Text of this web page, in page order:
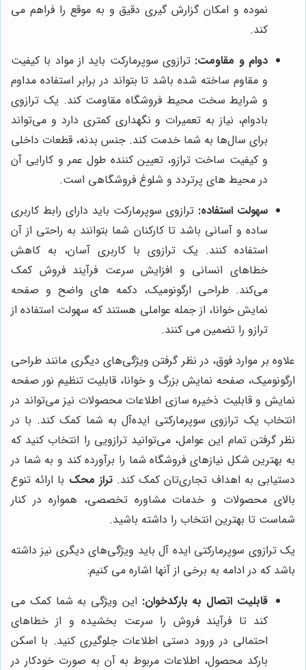
نموده و امکان گزارش گیری دقیق و به موقع را فراهم می
کند.
دوام و مقاومت: ترازوی سوپرمارکت باید از مواد با کیفیت
و مقاوم ساخته شده باشد تا بتواند در برابر استفاده مداوم
و شرایط سخت محیط فروشگاه مقاومت کند. یک ترازوی
بادوام، نیاز به تعمیرات و نگهداری کمتری دارد و می‌تواند
برای سال‌ها به شما خدمت کند. جنس بدنه، قطعات داخلی
و کیفیت ساخت ترازو، تعیین کننده طول عمر و کارایی آن
در محیط های پرتردد و شلوغ فروشگاهی است.
سهولت استفاده: ترازوی سوپرمارکت باید دارای رابط کاربری
ساده و آسانی باشد تا کارکنان شما بتوانند به راحتی از آن
استفاده کنند. یک ترازوی با کاربری آسان، به کاهش
خطاهای انسانی و افزایش سرعت فرآیند فروش کمک
می‌کند. طراحی ارگونومیک، دکمه های واضح و صفحه
نمایش خوانا، از جمله عواملی هستند که سهولت استفاده از
ترازو را تضمین می کنند.
علاوه بر موارد فوق، در نظر گرفتن ویژگی‌های دیگری مانند طراحی
ارگونومیک، صفحه نمایش بزرگ و خوانا، قابلیت تنظیم نور صفحه
نمایش و قابلیت ذخیره سازی اطلاعات محصولات نیز می‌تواند در
انتخاب یک ترازوی سوپرمارکتی ایده‌آل به شما کمک کند. با در
نظر گرفتن تمام این عوامل، می‌توانید ترازویی را انتخاب کنید که
به بهترین شکل نیازهای فروشگاه شما را برآورده کند و به شما در
دستیابی به اهداف تجاری‌تان کمک کند.تراز محک با ارائه تنوع
بالای محصولات و خدمات مشاوره تخصصی، همواره در کنار
شماست تا بهترین انتخاب را داشته باشید.
یک ترازوی سوپرمارکتی ایده آل باید ویژگی‌های دیگری نیز داشته
باشد که در ادامه به برخی از آنها اشاره می کنیم:
قابلیت اتصال به بارکدخوان: این ویژگی به شما کمک می
کند تا فرآیند فروش را سرعت بخشیده و از خطاهای
احتمالی در ورود دستی اطلاعات جلوگیری کنید. با اسکن
بارکد محصول، اطلاعات مربوط به آن به صورت خودکار در